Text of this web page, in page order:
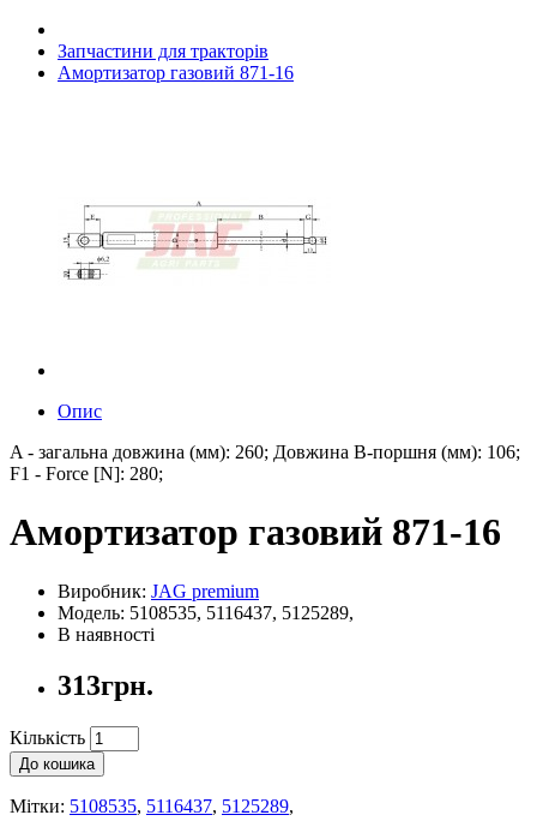
Запчастини для тракторів
Амортизатор газовий 871-16
Опис
A - загальна довжина (мм): 260; Довжина B-поршня (мм): 106;
F1 - Force [N]: 280;
Амортизатор газовий 871-16
Виробник: JAG premium
Модель: 5108535, 5116437, 5125289,
В наявності
313грн.
Кількість
До кошика
Мітки: 5108535, 5116437, 5125289,